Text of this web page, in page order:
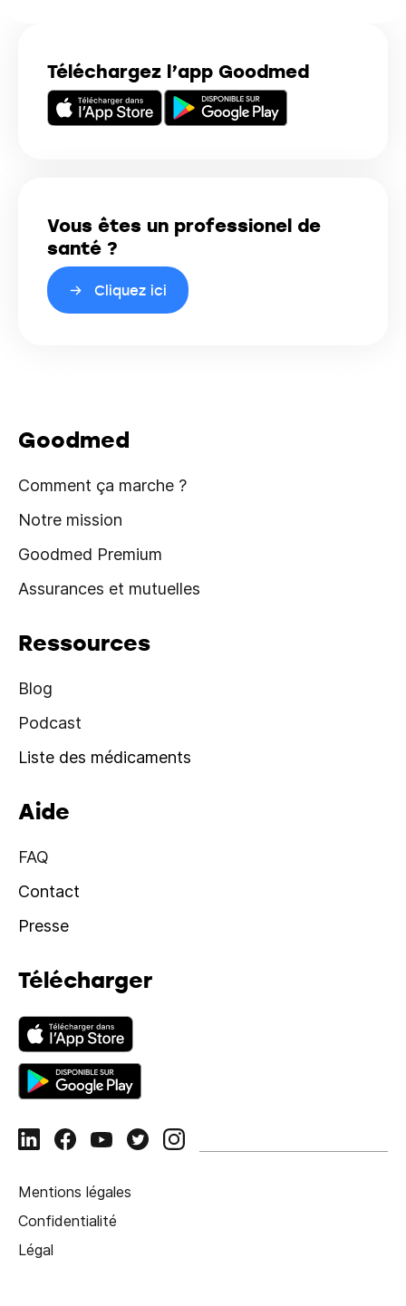
Téléchargez l’app Goodmed
Vous êtes un professionel de
santé ?
Cliquez ici
Goodmed
Comment ça marche ?
Notre mission
Goodmed Premium
Assurances et mutuelles
Ressources
Blog
Podcast
Liste des médicaments
Aide
FAQ
Contact
Presse
Télécharger
Mentions légales
Confidentialité
Légal